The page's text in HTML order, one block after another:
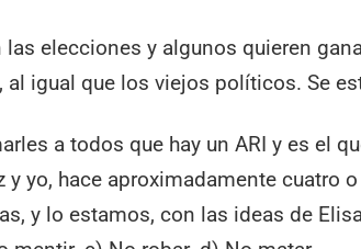
las elecciones y algunos quieren
al igual que los viejos políticos. Se
a todos que hay un ARI y es el
y yo, hace aproximadamente cuatro
y lo estamos, con las ideas de